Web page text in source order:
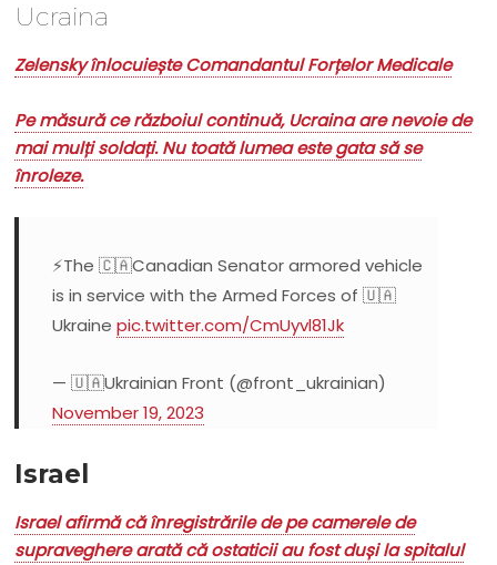
Ucraina
Zelensky înlocuiește Comandantul Forțelor Medicale
Pe măsură ce războiul continuă, Ucraina are nevoie de
mai mulți soldați. Nu toată lumea este gata să se
înroleze.
⚡️The 🇨🇦Canadian Senator armored vehicle
is in service with the Armed Forces of 🇺🇦
Ukrainepic.twitter.com/CmUyvl81Jk
— 🇺🇦Ukrainian Front (@front_ukrainian)
November 19, 2023
Israel
Israel afirmă că înregistrările de pe camerele de
supraveghere arată că ostaticii au fost duși la spitalul